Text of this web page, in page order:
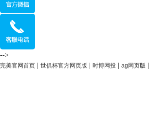
-->
完美官网首页 世俱杯官方网页版 时博网投 ag网页版